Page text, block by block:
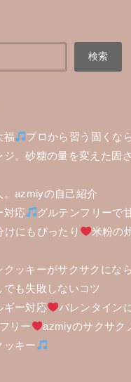
検索
福
プロから習う固くな
ジ。砂糖の量を変えた固
。azmiyの自己紹介
対応
グルテンフリーで
けにもぴったり
米粉の
クッキーがサクサクにな
でも失敗しないコツ
ギー対応
バレンタイン
リー
azmiyのサクサク
ッキー